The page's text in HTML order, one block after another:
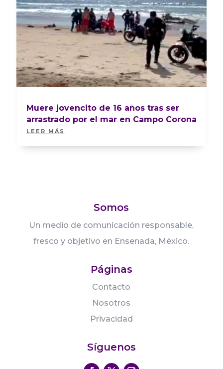
Muere jovencito de 16 años tras ser
arrastrado por el mar en Campo Corona
LEER MÁS
Somos
Un medio de comunicación responsable,
fresco y objetivo en Ensenada, México.
Páginas
Contacto
Nosotros
Privacidad
Síguenos